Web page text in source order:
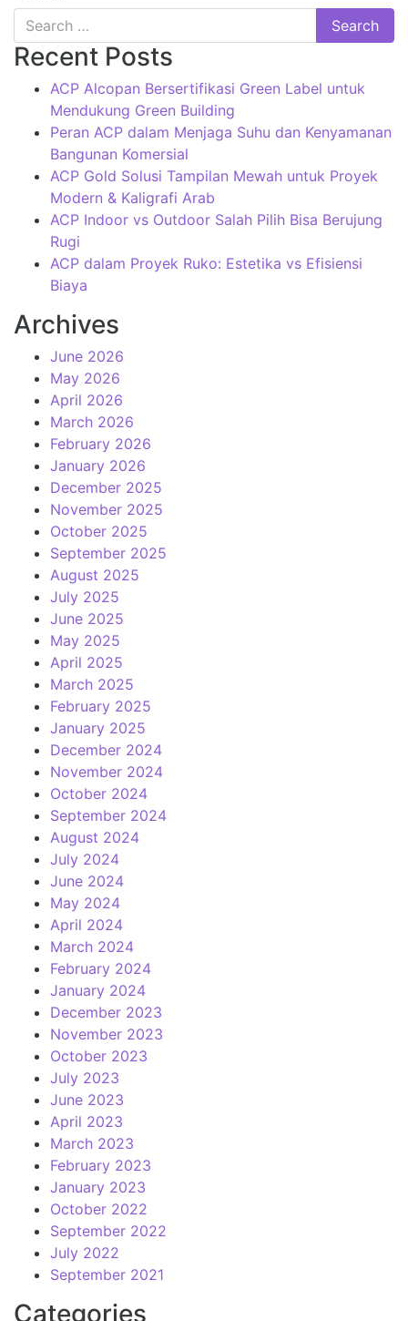
Recent Posts
ACP Alcopan Bersertifikasi Green Label untuk
Mendukung Green Building
Peran ACP dalam Menjaga Suhu dan Kenyamanan
Bangunan Komersial
ACP Gold Solusi Tampilan Mewah untuk Proyek
Modern & Kaligrafi Arab
ACP Indoor vs Outdoor Salah Pilih Bisa Berujung
Rugi
ACP dalam Proyek Ruko: Estetika vs Efisiensi
Biaya
Archives
June 2026
May 2026
April 2026
March 2026
February 2026
January 2026
December 2025
November 2025
October 2025
September 2025
August 2025
July 2025
June 2025
May 2025
April 2025
March 2025
February 2025
January 2025
December 2024
November 2024
October 2024
September 2024
August 2024
July 2024
June 2024
May 2024
April 2024
March 2024
February 2024
January 2024
December 2023
November 2023
October 2023
July 2023
June 2023
April 2023
March 2023
February 2023
January 2023
October 2022
September 2022
July 2022
September 2021
Categories